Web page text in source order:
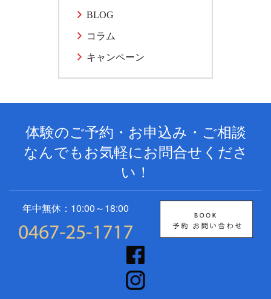
BLOG
コラム
キャンペーン
体験のご予約・お申込み・ご相談
なんでもお気軽にお問合せくださ
い！
年中無休：10:00～18:00